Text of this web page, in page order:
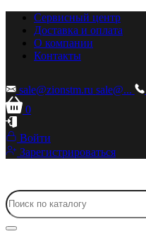
Сервисный центр
Доставка и оплата
О компании
Контакты
sale@zionstm.ru sale@...
0
Войти
Зарегистрироваться